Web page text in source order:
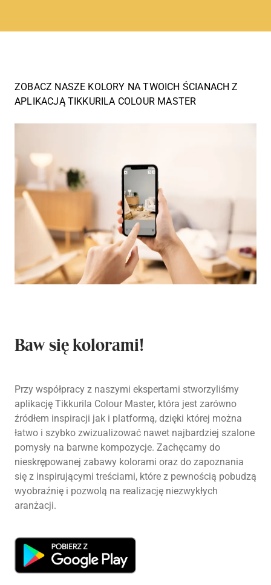
ZOBACZ NASZE KOLORY NA TWOICH ŚCIANACH Z
APLIKACJĄ TIKKURILA COLOUR MASTER
Baw się kolorami!
Przy współpracy z naszymi ekspertami stworzyliśmy
aplikację Tikkurila Colour Master, która jest zarówno
źródłem inspiracji jak i platformą, dzięki której można
łatwo i szybko zwizualizować nawet najbardziej szalone
pomysły na barwne kompozycje. Zachęcamy do
nieskrępowanej zabawy kolorami oraz do zapoznania
się z inspirującymi treściami, które z pewnością pobudzą
wyobraźnię i pozwolą na realizację niezwykłych
aranżacji.